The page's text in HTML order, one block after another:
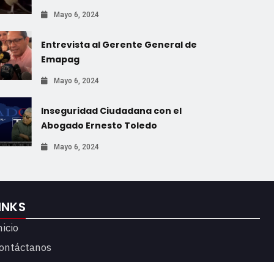
Mayo 6, 2024
Entrevista al Gerente General de
Emapag
Mayo 6, 2024
Inseguridad Ciudadana con el
Abogado Ernesto Toledo
Mayo 6, 2024